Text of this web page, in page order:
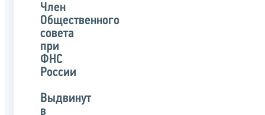
Член
Общественного
совета
при
ФНС
России
Выдвинут
в